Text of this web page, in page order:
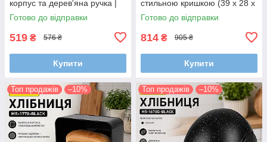
корпус та дерев'яна ручка |
Ергономічний дизайн
Готово до відправки
519 ₴ 576 ₴
Купити
стильною кришкою (39 х 28 х
14,5 см)
Готово до відправки
814 ₴ 905 ₴
Купити
Топ продажів –10% Топ продажів –10%